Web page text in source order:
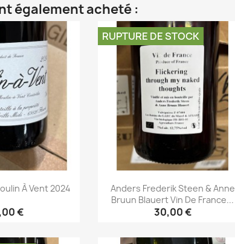
également acheté :
À Vent 2024
€
rapide
Anders Frederik Steen & Anne
Bruun Blauert Vin De France...
30,00 €
RUPTURE DE STOCK
Aperçu rapide